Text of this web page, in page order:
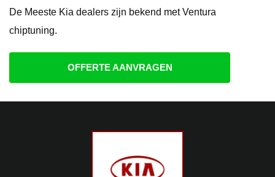
De Meeste Kia dealers zijn bekend met Ventura
chiptuning.
OFFERTE AANVRAGEN